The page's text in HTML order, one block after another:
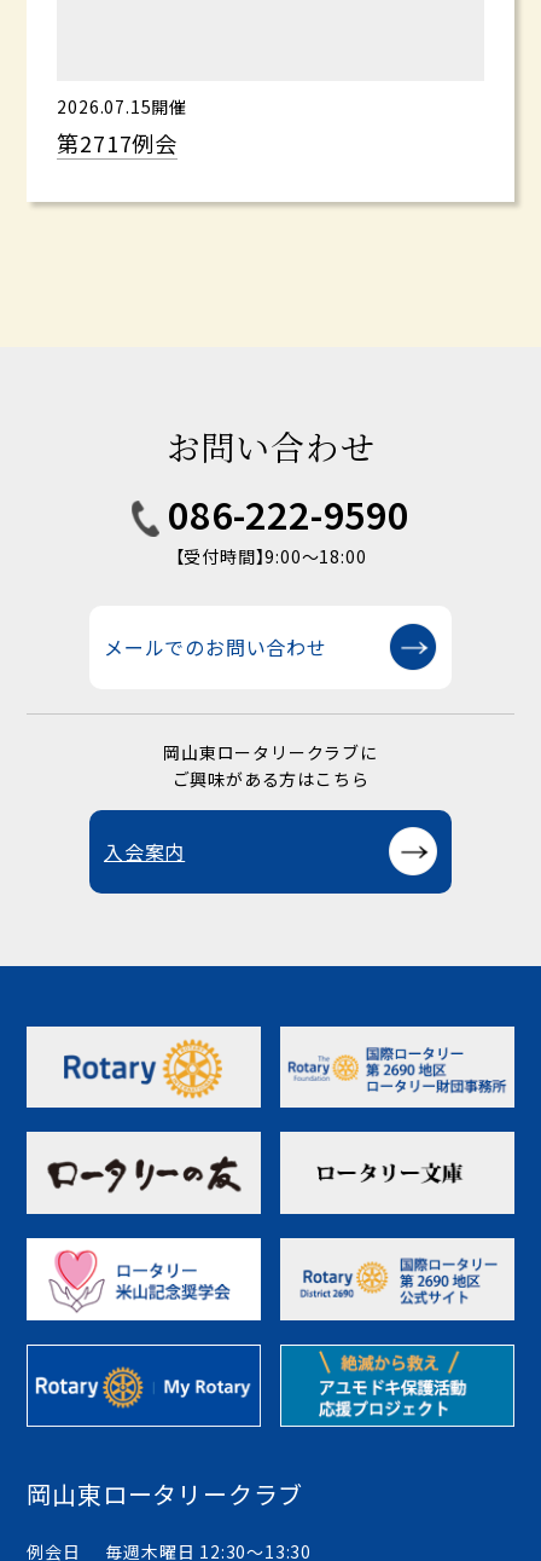
2026.07.15開催
第2717例会
お問い合わせ
086-222-9590
【受付時間】9:00〜18:00
メールでのお問い合わせ
岡山東ロータリークラブに
ご興味がある方はこちら
入会案内
岡山東ロータリークラブ
例会日 毎週木曜日 12:30〜13:30